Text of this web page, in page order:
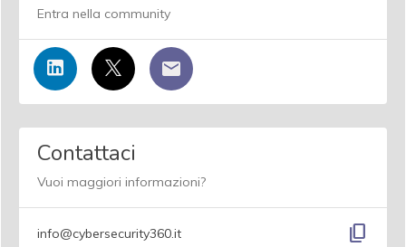
Entra nella community
Contattaci
Vuoi maggiori informazioni?
info@cybersecurity360.it content_copy